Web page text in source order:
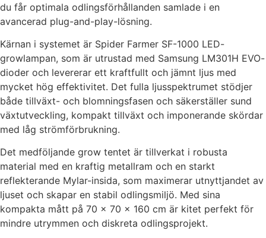
du får optimala odlingsförhållanden samlade i en
avancerad plug-and-play-lösning.
Kärnan i systemet är Spider Farmer SF-1000 LED-
growlampan, som är utrustad med Samsung LM301H EVO-
dioder och levererar ett kraftfullt och jämnt ljus med
mycket hög effektivitet. Det fulla ljusspektrumet stödjer
både tillväxt- och blomningsfasen och säkerställer sund
växtutveckling, kompakt tillväxt och imponerande skördar
med låg strömförbrukning.
Det medföljande grow tentet är tillverkat i robusta
material med en kraftig metallram och en starkt
reflekterande Mylar-insida, som maximerar utnyttjandet av
ljuset och skapar en stabil odlingsmiljö. Med sina
kompakta mått på 70 × 70 × 160 cm är kitet perfekt för
mindre utrymmen och diskreta odlingsprojekt.